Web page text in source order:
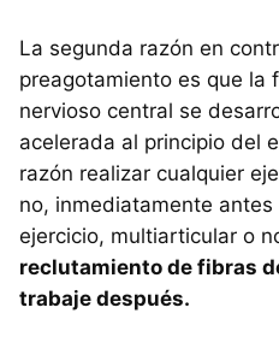
La segunda razón en
preagotamiento es que la
nervioso central se
acelerada al principio del
razón realizar cualquier
no, inmediatamente
ejercicio, multiarticular o
reclutamiento de fibras
trabaje después.